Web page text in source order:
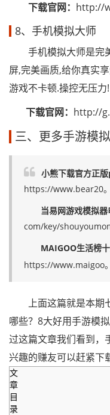
下载官网： http://
8、手机模拟大师
手机模拟大师是完美
屏,完美画质,给你真实
游戏不卡顿.操控无压力!
下载官网： http://
三、更多手游模
小熊下载官方正版
https://www.bear20
当易网游戏模拟器
com/key/
MAIGOO生活榜
https://www.maigoo
上面这篇就是本期
哪些？8大好用手游模
过这篇文章我们看到，
兴趣的赚友可以赶紧下
文
章
目
录